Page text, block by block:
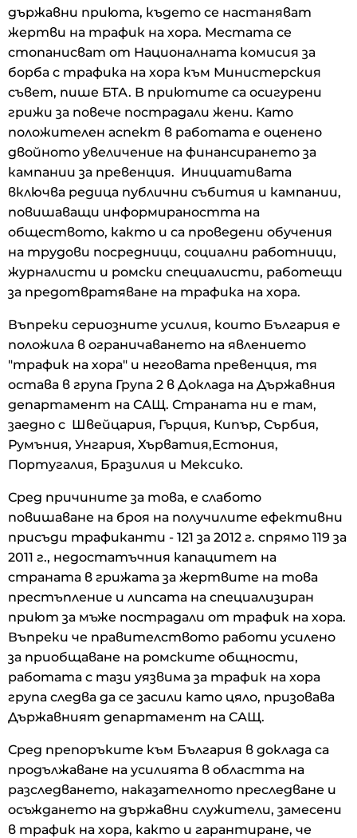
държавни приюта, където се настаняват
жертви на трафик на хора. Местата се
стопанисват от Националната комисия за
борба с трафика на хора към Министерския
съвет, пише БТА. В приютите са осигурени
грижи за повече пострадали жени. Като
положителен аспект в работата е оценено
двойното увеличение на финансирането за
кампании за превенция. Инициативата
включва редица публични събития и кампании,
повишаващи информираността на
обществото, както и са проведени обучения
на трудови посредници, социални работници,
журналисти и ромски специалисти, работещи
за предотвратяване на трафика на хора.
Въпреки сериозните усилия, които България е
положила в ограничаването на явлението
"трафик на хора" и неговата превенция, тя
остава в група Група 2 в Доклада на Държавния
департамент на САЩ. Страната ни е там,
заедно с Швейцария, Гърция, Кипър, Сърбия,
Румъния, Унгария, Хърватия,Естония,
Португалия, Бразилия и Мексико.
Сред причините за това, е слабото
повишаване на броя на получилите ефективни
присъди трафиканти - 121 за 2012 г. спрямо 119 за
2011 г., недостатъчния капацитет на
страната в грижата за жертвите на това
престъпление и липсата на специализиран
приют за мъже пострадали от трафик на хора.
Въпреки че правителството работи усилено
за приобщаване на ромските общности,
работата с тази уязвима за трафик на хора
група следва да се засили като цяло, призовава
Държавният департамент на САЩ.
Сред препоръките към България в доклада са
продължаване на усилията в областта на
разследването, наказателното преследване и
осъждането на държавни служители, замесени
в трафик на хора, както и гарантиране, че